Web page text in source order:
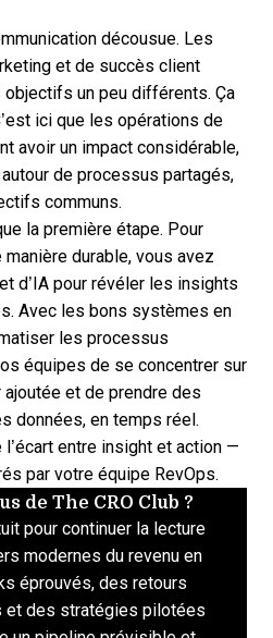
décousue. Les
et de succès client
objectifs un peu différents. Ça
ici que les opérations de
avoir un impact considérable,
de processus partagés,
communs.
la première étape. Pour
durable, vous avez
d’IA pour révéler les insights
Avec les bons systèmes en
les processus
équipes de se concentrer sur
et de prendre des
données, en temps réel.
entre insight et action —
par votre équipe RevOps.
de The CRO Club ?
pour continuer la lecture
modernes du revenu en
éprouvés, des retours
et des stratégies pilotées